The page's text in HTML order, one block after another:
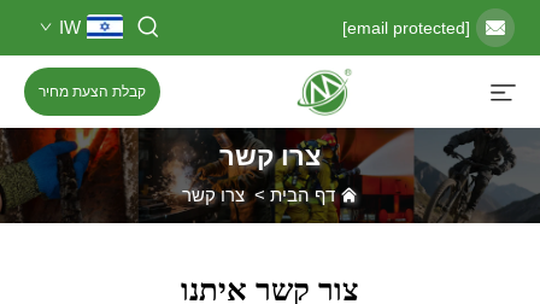
[email protected]
IW
קבלת הצעת מחיר
צרו קשר
דף הבית >צרו קשר
צור קשר איתנו